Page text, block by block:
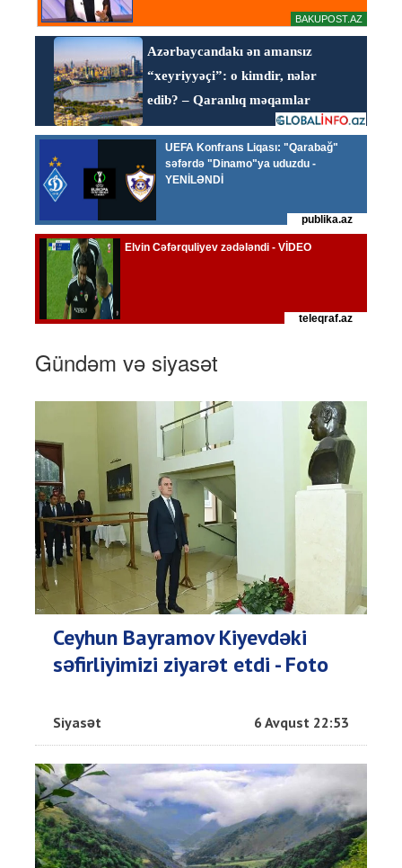
Gündəm və siyasət
Ceyhun Bayramov Kiyevdəki
səfirliyimizi ziyarət etdi - Foto
Siyasət 6 Avqust 22:53